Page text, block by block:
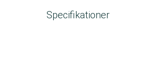
Specifikationer